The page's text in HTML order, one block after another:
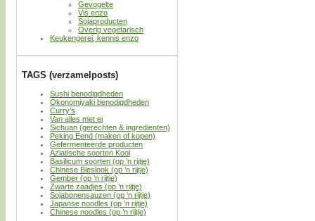
Gevogelte
Vis enzo
Sojaproducten
Overig vegetarisch
Keukengerei, kennis enzo
TAGS (verzamelposts)
Sushi benodigdheden
Okonomiyaki benodigdheden
Curry’s
Van alles met ei
Sichuan (gerechten & ingredienten)
Peking Eend (maken of kopen)
Gefermenteerde producten
Aziatische soorten Kool
Basilicum soorten (op ’n rijtje)
Chinese Bieslook (op ’n rijtje)
Gember (op ’n rijtje)
Zwarte zaadjes (op ’n rijtje)
Sojabonensauzen (op ’n rijtje)
Japanse noodles (op ’n rijtje)
Chinese noodles (op ’n rijtje)